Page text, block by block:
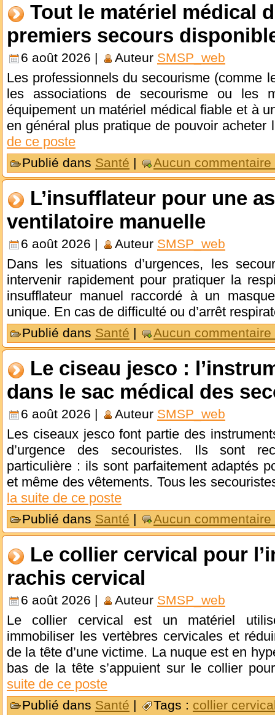
Tout le matériel médical
premiers secours
6 août 2026 | Auteur SMSP_web
Les professionnels du secourisme (comme
les associations de secourisme ou les
équipement un matériel médical fiable et à
en général plus pratique de pouvoir acheter
de ce poste
Publié dans Santé | Aucun commentaire
L’insufflateur pour une
ventilatoire manuelle
6 août 2026 | Auteur SMSP_web
Dans les situations d’urgences, les
intervenir rapidement pour pratiquer la
insufflateur manuel raccordé à un
unique. En cas de difficulté ou d’arrêt
Publié dans Santé | Aucun commentaire
Le ciseau jesco :
dans le sac médical des
6 août 2026 | Auteur SMSP_web
Les ciseaux jesco font partie des
d’urgence des secouristes. Ils sont
particulière : ils sont parfaitement adaptés
et même des vêtements. Tous les
la suite de ce poste
Publié dans Santé | Aucun commentaire
Le collier cervical pour
rachis cervical
6 août 2026 | Auteur SMSP_web
Le collier cervical est un matériel
immobiliser les vertèbres cervicales et
de la tête d’une victime. La nuque est en
bas de la tête s’appuient sur le collier
suite de ce poste
Publié dans Santé | Tags : collier